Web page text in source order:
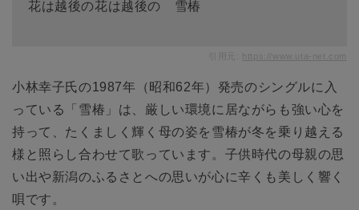
花は越後の花は越後の 雪椿
引用元: https://www.uta-net.com
小林幸子氏の1987年（昭和62年）発売のシングルに入
っている「雪椿」は、厳しい環境に居ながらも強い心を
持って、たくましく輝く母の姿を雪椿が冬を乗り越える
様と照らし合わせて歌っています。子供時代の母親の思
い出や新潟のふるさとへの思いが心に辛くも美しく響く
唄です。